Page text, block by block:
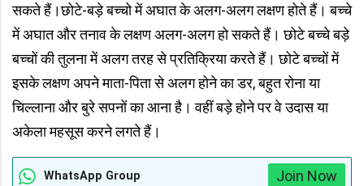
सकते हैं।छोटे-बड़े बच्चो में अघात के अलग-अलग लक्षण होते हैं। बच्चे
में अघात और तनाव के लक्षण अलग-अलग हो सकते हैं। छोटे बच्चे बड़े
बच्चों की तुलना में अलग तरह से प्रतिक्रिया करते हैं। छोटे बच्चों में
इसके लक्षण अपने माता-पिता से अलग होने का डर, बहुत रोना या
चिल्लाना और बुरे सपनों का आना है। वहीं बड़े होने पर वे उदास या
अकेला महसूस करने लगते हैं।
WhatsApp Group Join Now